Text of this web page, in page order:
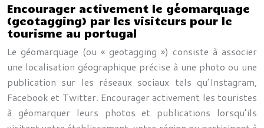
Encourager activement le géomarquage
(geotagging) par les visiteurs pour le
tourisme au portugal
Le géomarquage (ou « geotagging ») consiste à associer
une localisation géographique précise à une photo ou une
publication sur les réseaux sociaux tels qu’Instagram,
Facebook et Twitter. Encourager activement les touristes
à géomarquer leurs photos et publications lorsqu’ils